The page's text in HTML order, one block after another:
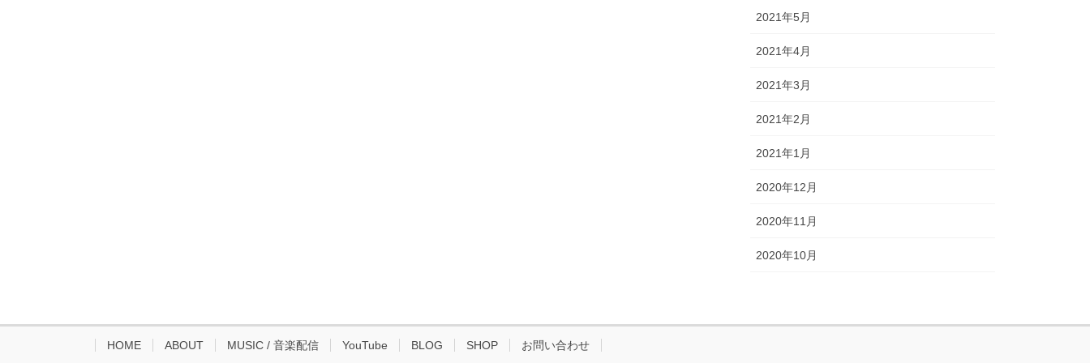
2021年5月
2021年4月
2021年3月
2021年2月
2021年1月
2020年12月
2020年11月
2020年10月
HOME ABOUT MUSIC / 音楽配信 YouTube BLOG SHOP お問い合わせ